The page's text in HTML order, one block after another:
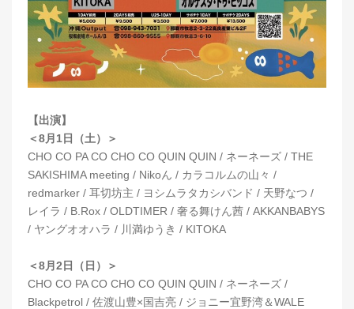
【出演】
＜8月1日（土）＞
CHO CO PA CO CHO CO QUIN QUIN / ネーネーズ / THE
SAKISHIMA meeting / Nikoん / カラコルムの山々 /
redmarker / 耳切坊主 / ヨシムラタカシバンド / 天野なつ /
レイラ / B.Rox / OLDTIMER / 奢る舞けん茜 / AKKANBABYS
/ ヤングオオハラ / 川満ゆうき / KITOKA
＜8月2日（日）＞
CHO CO PA CO CHO CO QUIN QUIN / ネーネーズ /
Blackpetrol / 佐渡山豊×国吉亮 / ジョニー宜野湾＆WALE